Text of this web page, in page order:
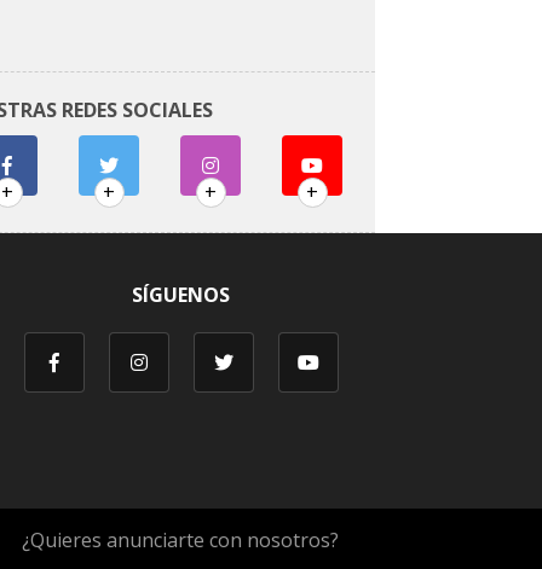
REDES SOCIALES
+ + + +
SÍGUENOS
¿Quieres anunciarte con nosotros?